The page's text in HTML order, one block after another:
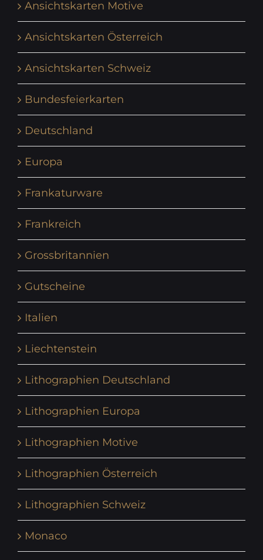
Ansichtskarten Motive
Ansichtskarten Österreich
Ansichtskarten Schweiz
Bundesfeierkarten
Deutschland
Europa
Frankaturware
Frankreich
Grossbritannien
Gutscheine
Italien
Liechtenstein
Lithographien Deutschland
Lithographien Europa
Lithographien Motive
Lithographien Österreich
Lithographien Schweiz
Monaco